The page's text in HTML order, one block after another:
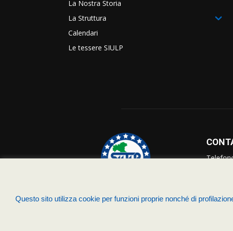
La Nostra Storia
La Struttura
Calendari
Le tessere SIULP
Questo sito utilizza cookie per funzioni proprie nonché di